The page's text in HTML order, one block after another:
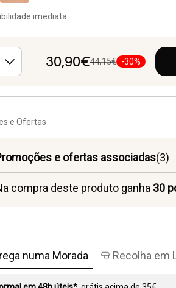
imediata
30,90€44,15€ -30%
e Ofertas
e ofertas associadas(3)
compra deste produto ganha 30
numa Morada Recolha em